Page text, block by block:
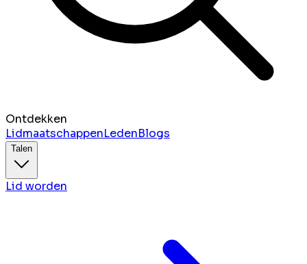
Ontdekken
LidmaatschappenLedenBlogs
Talen
Lid worden